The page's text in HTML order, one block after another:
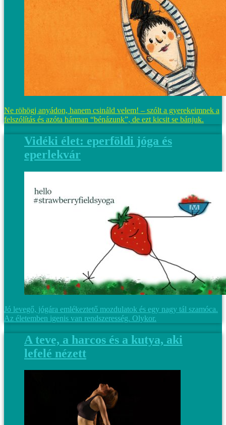
Ne röhögj anyádon, hanem csináld velem! – szólt a gyerekeimnek a
felszólítás és azóta hárman “bénázunk”, de ezt kicsit se bánjuk.
Vidéki élet: eperföldi jóga és
eperlekvár
Jó levegő, jógára emlékeztető mozdulatok és egy nagy tál szamóca.
Az életemben igenis van rendszeresség. Olykor.
A teve, a harcos és a kutya, aki
lefelé nézett